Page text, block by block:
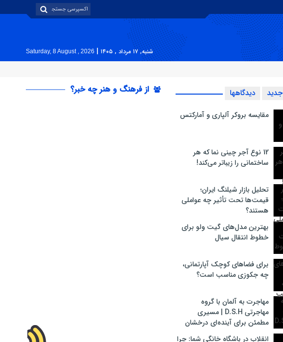
شنبه, ۱۷ مرداد , ۱۴۰۵ |
Saturday, 8 August , 2026
جدید دیدگاهها
مقایسه بروکر آلپاری و آمارکتس
12 نوع آجر چینی نما که هر
ساختمانی را زیباتر می‌کند!
تحلیل بازار شیلنگ ایران؛
قیمت‌ها تحت تأثیر چه عواملی
هستند؟
بهترین مدل‌های گیت ولو برای
خطوط انتقال سیال
برای فضاهای کوچک آپارتمانی،
چه جکوزی مناسب است؟
مهاجرت به آلمان با گروه
مهاجرتی D.S.H | مسیری
مطمئن برای آینده‌ای درخشان
انقلاب در باشگاه خانگی شما: چرا
از فرهنگ و هنر چه خبر؟